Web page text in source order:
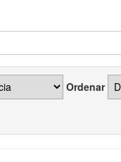
Ordenar